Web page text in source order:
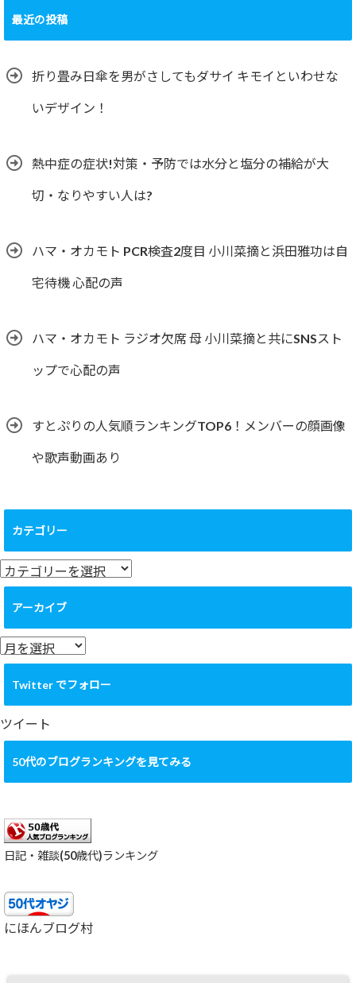
最近の投稿
折り畳み日傘を男がさしてもダサイ キモイといわせな
いデザイン！
熱中症の症状!対策・予防では水分と塩分の補給が大
切・なりやすい人は?
ハマ・オカモト PCR検査2度目 小川菜摘と浜田雅功は自
宅待機 心配の声
ハマ・オカモト ラジオ欠席 母 小川菜摘と共にSNSスト
ップで心配の声
すとぷりの人気順ランキングTOP6！メンバーの顔画像
や歌声動画あり
カテゴリー
カ
テ
リ
ー
アーカイブ
ア
ー
イ
ブ
Twitter でフォロー
ツイート
50代のブログランキングを見てみる
日記・雑談(50歳代)ランキング
にほんブログ村